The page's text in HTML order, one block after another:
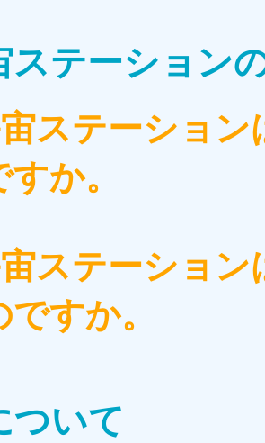
ステーション
ステーショ
か。
ステーショ
すか。
ついて